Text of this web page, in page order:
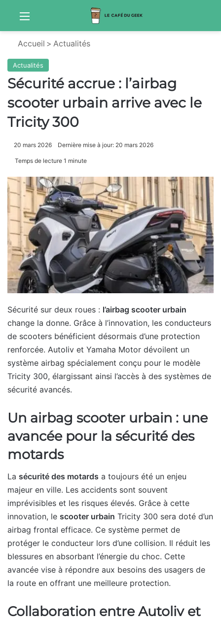
Menu
Accueil > Actualités
Actualités
Sécurité accrue : l’airbag
scooter urbain arrive avec le
Tricity 300
20 mars 2026 Dernière mise à jour: 20 mars 2026
Temps de lecture 1 minute
Sécurité sur deux roues : l’airbag scooter urbain
change la donne. Grâce à l’innovation, les conducteurs
de scooters bénéficient désormais d’une protection
renforcée. Autoliv et Yamaha Motor dévoilent un
système airbag spécialement conçu pour le modèle
Tricity 300, élargissant ainsi l’accès à des systèmes de
sécurité avancés.
Un airbag scooter urbain : une
avancée pour la sécurité des
motards
La sécurité des motards a toujours été un enjeu
majeur en ville. Les accidents sont souvent
imprévisibles et les risques élevés. Grâce à cette
innovation, le scooter urbain Tricity 300 sera doté d’un
airbag frontal efficace. Ce système permet de
protéger le conducteur lors d’une collision. Il réduit les
blessures en absorbant l’énergie du choc. Cette
avancée vise à répondre aux besoins des usagers de
la route en offrant une meilleure protection.
Collaboration entre Autoliv et